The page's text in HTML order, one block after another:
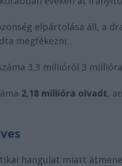
elpártolása áll, a
megfékezni:
3,3 millióról 3
2,18 millióra olvadt,
hangulat miatt